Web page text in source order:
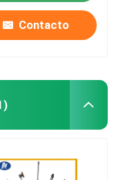
Contacto